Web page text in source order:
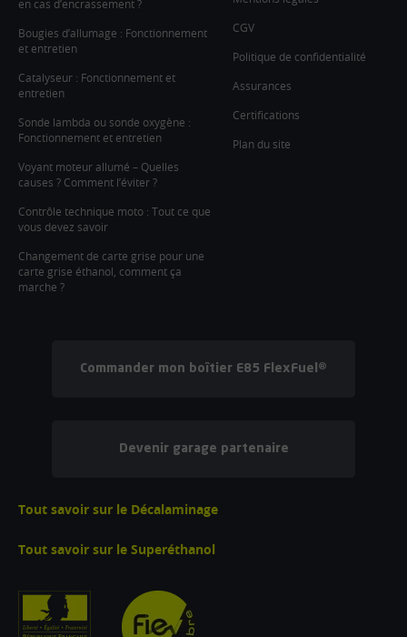
en cas d’encrassement ?
Bougies d’allumage : Fonctionnement
et entretien
Catalyseur : Fonctionnement et
entretien
Sonde lambda ou sonde oxygène :
Fonctionnement et entretien
Voyant moteur allumé – Quelles
causes ? Comment l’éviter ?
Contrôle technique moto : Tout ce que
vous devez savoir
Changement de carte grise pour une
carte grise éthanol, comment ça
marche ?
CGV
Politique de confidentialité
Assurances
Certifications
Plan du site
Commander mon boîtier E85 FlexFuel®
Devenir garage partenaire
Tout savoir sur le Décalaminage
Tout savoir sur le Superéthanol